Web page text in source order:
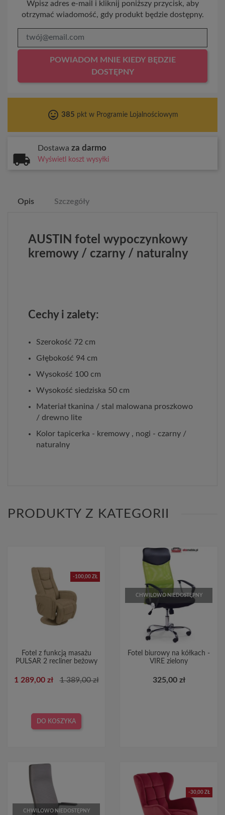
Wpisz adres e-mail i kliknij poniższy przycisk, aby
otrzymać wiadomość, gdy produkt będzie dostępny.
POWIADOM MNIE KIEDY BĘDZIE
DOSTĘPNY
tag_faces 385 pkt w Programie Lojalnościowym
Dostawa za darmo
Wyświetl koszt wysyłki
Opis Szczegóły
AUSTIN fotel wypoczynkowy
kremowy / czarny / naturalny
Cechy i zalety:
Szerokość 72 cm
Głębokość 94 cm
Wysokość 100 cm
Wysokość siedziska 50 cm
Materiał tkanina / stal malowana proszkowo
/ drewno lite
Kolor tapicerka - kremowy , nogi - czarny /
naturalny
PRODUKTY Z KATEGORII
-100,00 ZŁ
Fotel z funkcją masażu
PULSAR 2 recliner beżowy
1 289,00 zł 1 389,00 zł
DO KOSZYKA
CHWILOWO NIEDOSTĘPNY
Fotel biurowy na kółkach -
VIRE zielony
325,00 zł
CHWILOWO NIEDOSTĘPNY
-30,00 ZŁ